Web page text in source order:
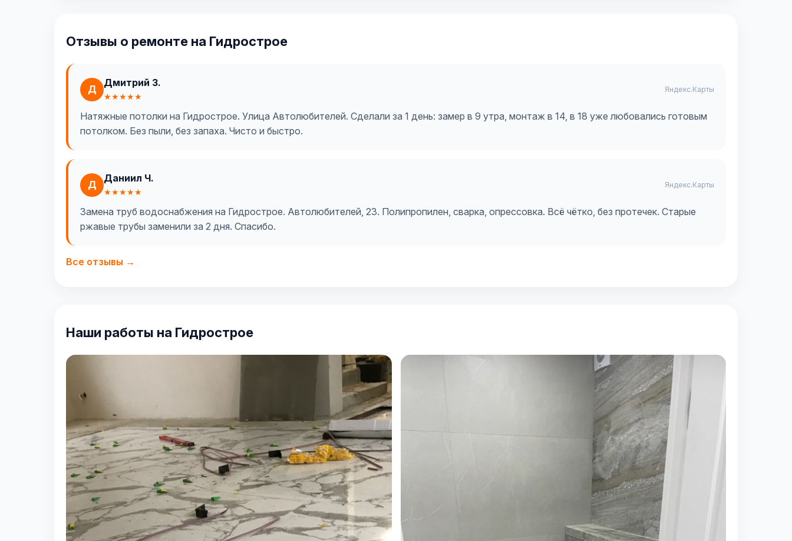
Отзывы о ремонте на Гидрострое
Д
Дмитрий З.
★★★★★
Яндекс.Карты
Натяжные потолки на Гидрострое. Улица Автолюбителей. Сделали за 1 день: замер в 9 утра, монтаж в 14, в 18 уже любовались готовым
потолком. Без пыли, без запаха. Чисто и быстро.
Д
Даниил Ч.
★★★★★
Яндекс.Карты
Замена труб водоснабжения на Гидрострое. Автолюбителей, 23. Полипропилен, сварка, опрессовка. Всё чётко, без протечек. Старые
ржавые трубы заменили за 2 дня. Спасибо.
Все отзывы →
Наши работы на Гидрострое